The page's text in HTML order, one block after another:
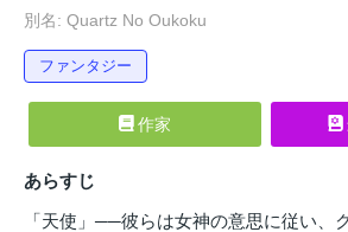
別名: Quartz No Oukoku
ファンタジー
作家
あらすじ
「天使」──彼らは女神の意思に従い、